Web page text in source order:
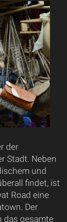
der
Stadt. Neben
und
findet, ist
Road eine
Der
das gesamte